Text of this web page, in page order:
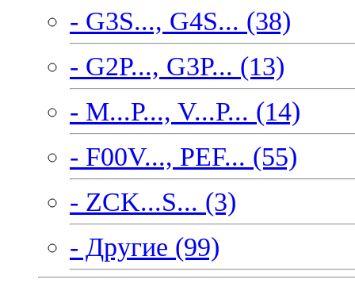
- G3S..., G4S... (38)
- G2P..., G3P... (13)
- M...P..., V...P... (14)
- F00V..., PEF... (55)
- ZCK...S... (3)
- Другие (99)